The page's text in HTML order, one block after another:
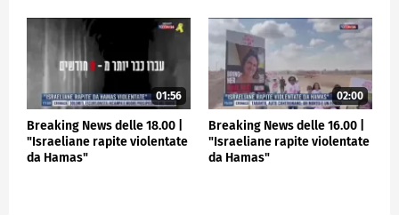
TG24 Zerocalcare, a proposito del suo nuovo libro
"No sleep till Shengal".
01:56
Breaking News delle 18.00 |
"Israeliane rapite violentate
da Hamas"
02:00
Breaking News delle 16.00 |
"Israeliane rapite violentate
da Hamas"